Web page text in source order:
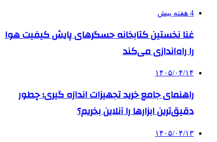
4 هفته پیش
غنا نخستین کتابخانه حسگرهای پایش کیفیت هوا
را راه‌اندازی می‌کند
۱۴۰۵/۰۴/۱۴
راهنمای جامع خرید تجهیزات اندازه گیری؛ چطور
دقیق‌ترین ابزارها را آنلاین بخریم؟
۱۴۰۵/۰۴/۱۳